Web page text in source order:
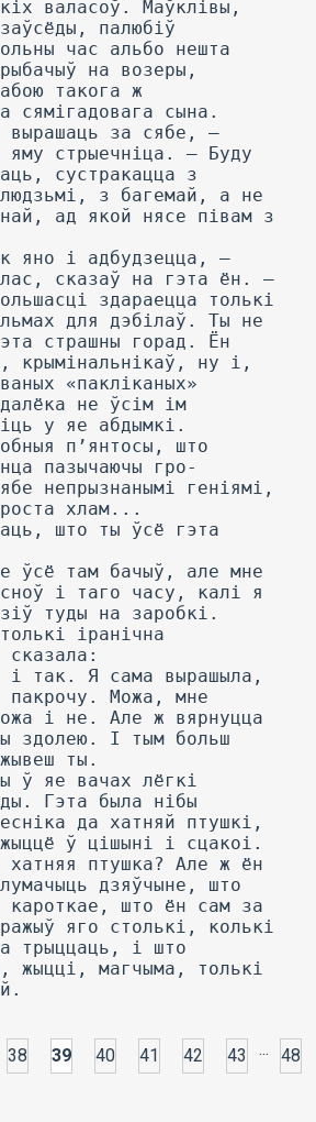
38 39 40 41 42 43 ... 48